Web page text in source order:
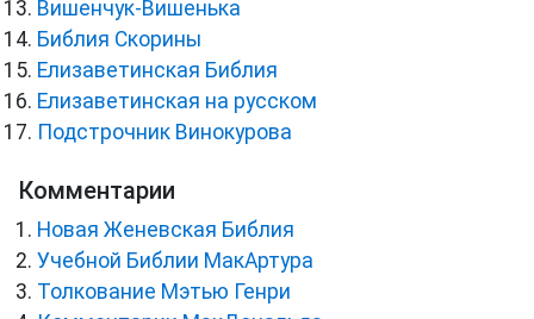
Вишенчук-Вишенька
Библия Скорины
Елизаветинская Библия
Елизаветинская на русском
Подстрочник Винокурова
Комментарии
Новая Женевская Библия
Учебной Библии МакАртура
Толкование Мэтью Генри